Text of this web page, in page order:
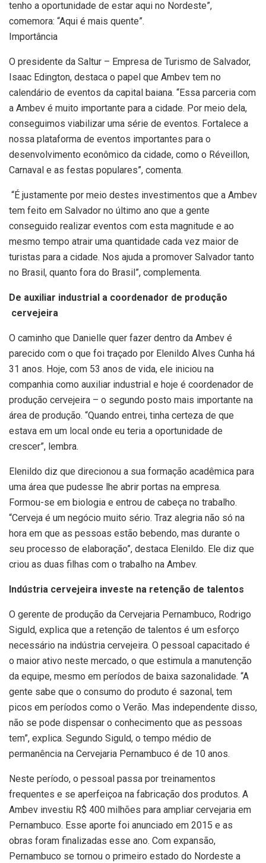
tenho a oportunidade de estar aqui no Nordeste”,
comemora: “Aqui é mais quente”.
Importância
O presidente da Saltur – Empresa de Turismo de Salvador,
Isaac Edington, destaca o papel que Ambev tem no
calendário de eventos da capital baiana. “Essa parceria com
a Ambev é muito importante para a cidade. Por meio dela,
conseguimos viabilizar uma série de eventos. Fortalece a
nossa plataforma de eventos importantes para o
desenvolvimento econômico da cidade, como o Réveillon,
Carnaval e as festas populares”, comenta.
“É justamente por meio destes investimentos que a Ambev
tem feito em Salvador no último ano que a gente
conseguido realizar eventos com esta magnitude e ao
mesmo tempo atrair uma quantidade cada vez maior de
turistas para a cidade. Nos ajuda a promover Salvador tanto
no Brasil, quanto fora do Brasil”, complementa.
De auxiliar industrial a coordenador de produção
cervejeira
O caminho que Danielle quer fazer dentro da Ambev é
parecido com o que foi traçado por Elenildo Alves Cunha há
31 anos. Hoje, com 53 anos de vida, ele iniciou na
companhia como auxiliar industrial e hoje é coordenador de
produção cervejeira – o segundo posto mais importante na
área de produção. “Quando entrei, tinha certeza de que
estava em um local onde eu teria a oportunidade de
crescer”, lembra.
Elenildo diz que direcionou a sua formação acadêmica para
uma área que pudesse lhe abrir portas na empresa.
Formou-se em biologia e entrou de cabeça no trabalho.
“Cerveja é um negócio muito sério. Traz alegria não só na
hora em que as pessoas estão bebendo, mas durante o
seu processo de elaboração”, destaca Elenildo. Ele diz que
criou as duas filhas com o trabalho na Ambev.
Indústria cervejeira investe na retenção de talentos
O gerente de produção da Cervejaria Pernambuco, Rodrigo
Siguld, explica que a retenção de talentos é um esforço
necessário na indústria cervejeira. O pessoal capacitado é
o maior ativo neste mercado, o que estimula a manutenção
da equipe, mesmo em períodos de baixa sazonalidade. “A
gente sabe que o consumo do produto é sazonal, tem
picos em períodos como o Verão. Mas independente disso,
não se pode dispensar o conhecimento que as pessoas
tem”, explica. Segundo Siguld, o tempo médio de
permanência na Cervejaria Pernambuco é de 10 anos.
Neste período, o pessoal passa por treinamentos
frequentes e se aperfeiçoa na fabricação dos produtos. A
Ambev investiu R$ 400 milhões para ampliar cervejaria em
Pernambuco. Esse aporte foi anunciado em 2015 e as
obras foram finalizadas esse ano. Com expansão,
Pernambuco se tornou o primeiro estado do Nordeste a